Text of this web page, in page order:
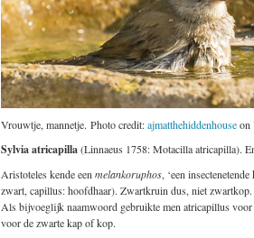
Vrouwtje, mannetje. Photo credit:ajmatthehiddenhouseon
Sylvia atricapilla(Linnaeus 1758: Motacilla atricapilla).
Aristoteles kende een melankoruphos, ‘een
zwart, capillus: hoofdhaar). Zwartkruin dus, niet
Als bijvoeglijk naamwoord gebruikte men atricapillus voor
voor de zwarte kap of kop.